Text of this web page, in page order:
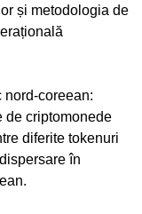
și metodologia de
nord-coreean:
de criptomonede
diferite tokenuri
în